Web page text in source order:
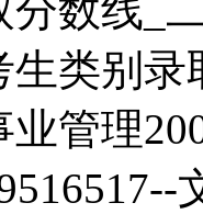
分数线_
生类别录
业管理